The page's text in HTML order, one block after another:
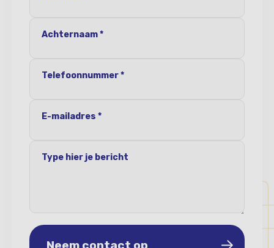
Achternaam *
Telefoonnummer *
E-mailadres *
Type hier je bericht
Neem contact op